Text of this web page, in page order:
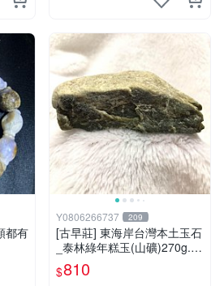
都有
Y0806266737 209
[古早莊] 東海岸台灣本土玉石
_泰林綠年糕玉(山礦)270g..Q
Q.溫潤.雕刻上選好料_綠001
$810